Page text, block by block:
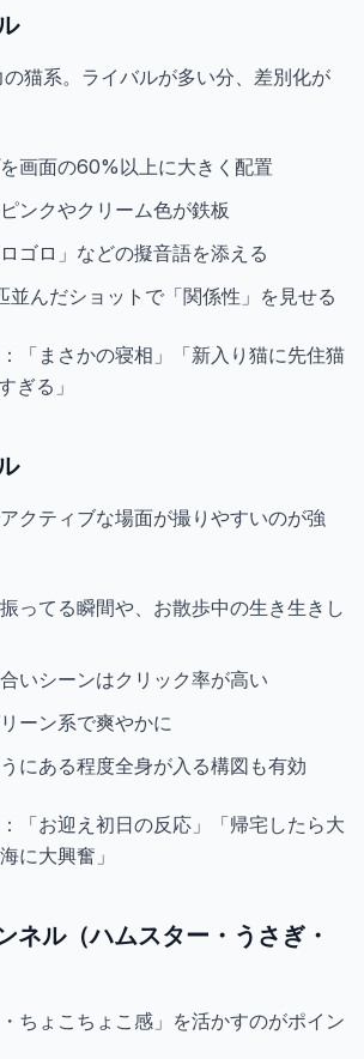
猫系。ライバルが多い分、差別化が
画面の60%以上に大きく配置
ンクやクリーム色が鉄板
ゴロ」などの擬音語を添える
並んだショットで「関係性」を見せる
「まさかの寝相」「新入り猫に先住猫
ぎる」
クティブな場面が撮りやすいのが強
ってる瞬間や、お散歩中の生き生きし
いシーンはクリック率が高い
ーン系で爽やかに
にある程度全身が入る構図も有効
「お迎え初日の反応」「帰宅したら大
に大興奮」
ネル（ハムスター・うさぎ・
ちょこちょこ感」を活かすのがポイン